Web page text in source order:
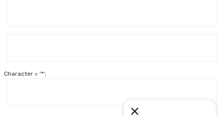
Character = '*';